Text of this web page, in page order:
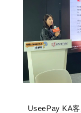
UseePay KA